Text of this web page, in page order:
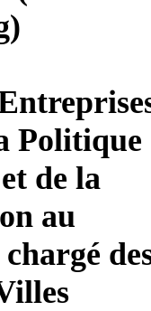
Politique
de la
au